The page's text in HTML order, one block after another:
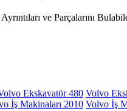
ve Parçalarını
Ekskavatör 480 Volvo
İş Makinaları 2010 Volvo İş